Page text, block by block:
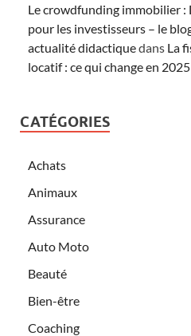
Le crowdfunding immobilier :
pour les investisseurs – le
actualité didactiquedans La
locatif : ce qui change en 2025
CATÉGORIES
Achats
Animaux
Assurance
Auto Moto
Beauté
Bien-être
Coaching